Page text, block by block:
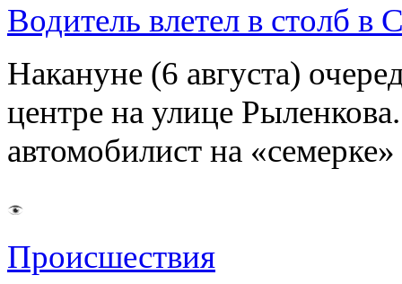
Водитель влетел в столб в
Накануне (6 августа)
центре на улице
автомобилист на
Происшествия